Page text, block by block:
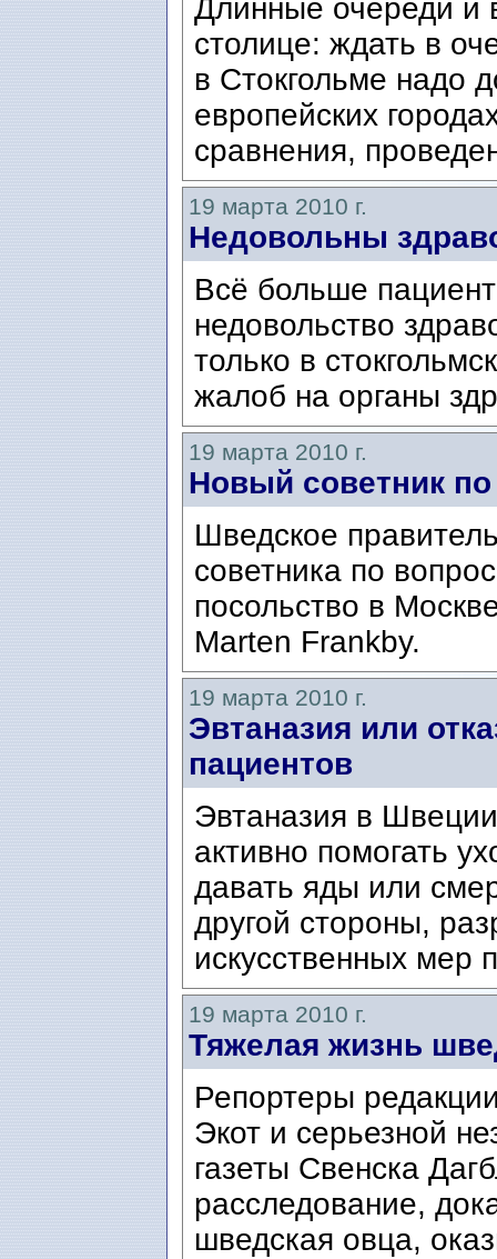
Длинные очереди и
столице: ждать в
в Стокгольме надо
европейских
сравнения,
19 марта 2010 г.
Недовольны
Всё больше
недовольство
только в
жалоб на органы
19 марта 2010 г.
Новый советник
Шведское
советника по
посольство в
Marten Frankby.
19 марта 2010 г.
Эвтаназия или
пациентов
Эвтаназия в
активно помогать
давать яды или
другой стороны,
искусственных мер
19 марта 2010 г.
Тяжелая жизнь
Репортеры
Экот и серьезной
газеты Свенска
расследование,
шведская овца,